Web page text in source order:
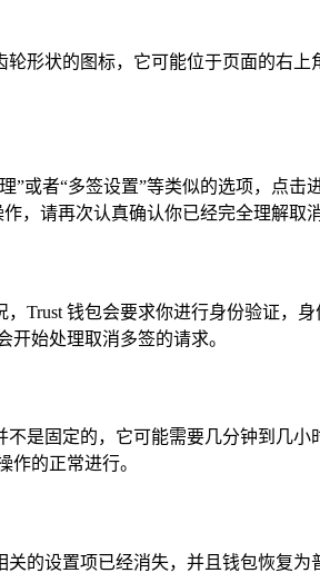
形状的图标，它可能位于页面的右
或者“多签设置”等类似的选项，点
，请再次认真确认你已经完全理解取
Trust 钱包会要求你进行身份验证，
始处理取消多签的请求。
是固定的，它可能需要几分钟到几
的正常进行。
的设置项已经消失，并且钱包恢复为